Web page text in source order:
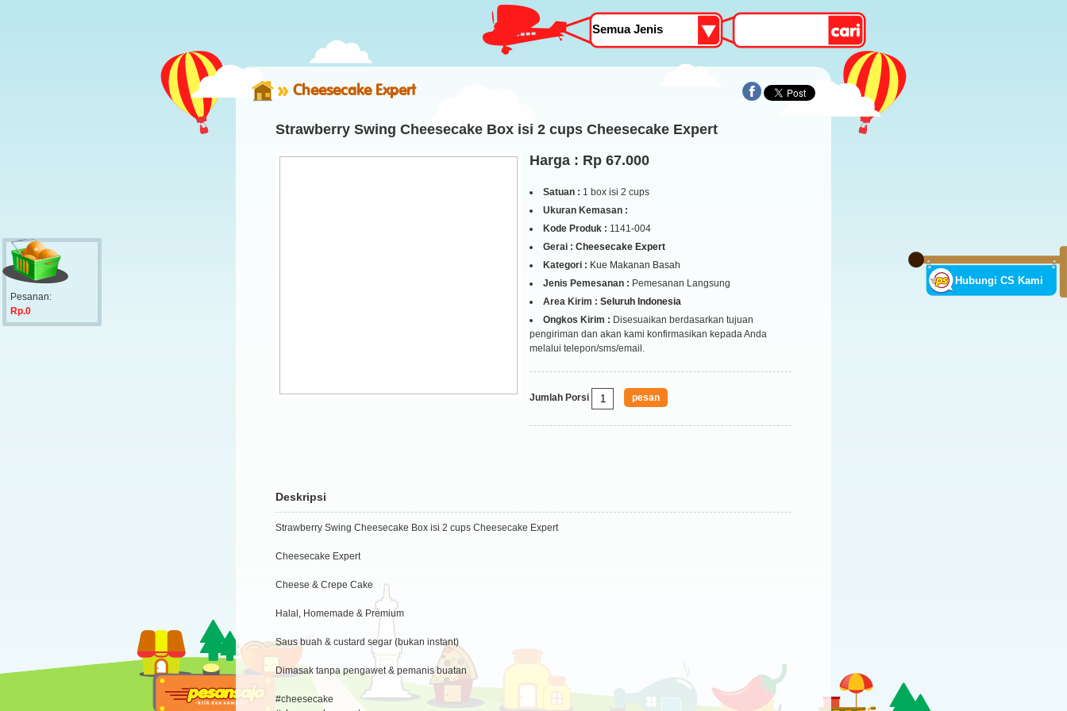
Hubungi CS Kami
Pesanan:
Rp.0
Cheesecake Expert
Strawberry Swing Cheesecake Box isi 2 cups Cheesecake Expert
Harga : Rp 67.000
Satuan : 1 box isi 2 cups
Ukuran Kemasan :
Kode Produk : 1141-004
Gerai : Cheesecake Expert
Kategori : Kue Makanan Basah
Jenis Pemesanan : Pemesanan Langsung
Area Kirim : Seluruh Indonesia
Ongkos Kirim : Disesuaikan berdasarkan tujuan
pengiriman dan akan kami konfirmasikan kepada Anda
melalui telepon/sms/email.
Jumlah Porsi
Deskripsi
Strawberry Swing Cheesecake Box isi 2 cups Cheesecake Expert
Cheesecake Expert
Cheese & Crepe Cake
Halal, Homemade & Premium
Saus buah & custard segar (bukan instant)
Dimasak tanpa pengawet & pemanis buatan
#cheesecake